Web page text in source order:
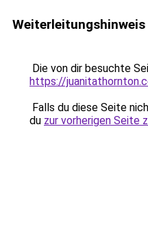
Weiterleitungshinweis
Die von dir besuchte
https://
Falls du diese Seite
du zur vorherigen Seite